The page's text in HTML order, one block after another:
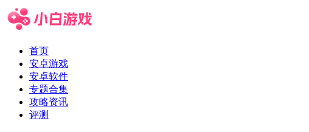
首页
安卓游戏
安卓软件
专题合集
攻略资讯
评测